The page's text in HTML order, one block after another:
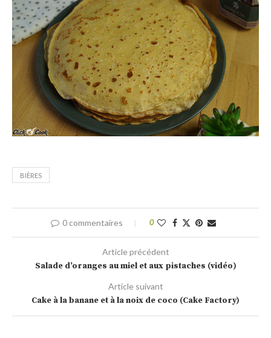
BIÈRES
0 commentaires 0
Article précédent
Salade d’oranges au miel et aux pistaches (vidéo)
Article suivant
Cake à la banane et à la noix de coco (Cake Factory)